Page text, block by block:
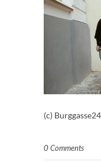
(c)
0 Comments